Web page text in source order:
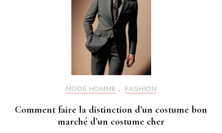
MODE HOMME , FASHION
Comment faire la distinction d’un costume bon
marché d’un costume cher